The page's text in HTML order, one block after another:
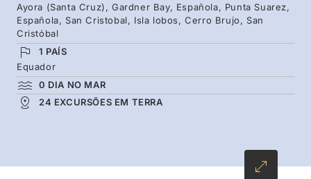
canais à medida que a sua época começa.
Descubra a zona norte do arquipélago e
encontre destaques icónicos, como as
tartarugas-gigantes das terras altas de Santa
Cruz.
Ayora (Santa Cruz), Gardner Bay, Española, Punta Suarez,
Española, San Cristobal, Isla lobos, Cerro Brujo, San
Cristóbal
1 PAÍS
Equador
0 DIA NO MAR
24 EXCURSÕES EM TERRA